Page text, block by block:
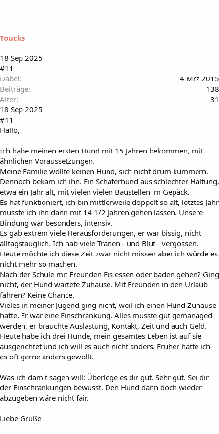
r
Toucks
18 Sep 2025
#11
Dabei
4 Mrz 2015
Beiträge
138
Alter
31
18 Sep 2025
#11
Hallo,
Ich habe meinen ersten Hund mit 15 Jahren bekommen, mit
ähnlichen Voraussetzungen.
Meine Familie wollte keinen Hund, sich nicht drum kümmern.
Dennoch bekam ich ihn. Ein Schäferhund aus schlechter Haltung,
etwa ein Jahr alt, mit vielen vielen Baustellen im Gepäck.
Es hat funktioniert, ich bin mittlerweile doppelt so alt, letztes Jahr
musste ich ihn dann mit 14 1/2 Jahren gehen lassen. Unsere
Bindung war besonders, intensiv.
Es gab extrem viele Herausforderungen, er war bissig, nicht
alltagstauglich. Ich hab viele Tränen - und Blut - vergossen.
Heute möchte ich diese Zeit zwar nicht missen aber ich würde es
nicht mehr so machen.
Nach der Schule mit Freunden Eis essen oder baden gehen? Ging
nicht, der Hund wartete Zuhause. Mit Freunden in den Urlaub
fahren? Keine Chance.
Vieles in meiner Jugend ging nicht, weil ich einen Hund Zuhause
hatte. Er war eine Einschränkung. Alles musste gut gemanaged
werden, er brauchte Auslastung, Kontakt, Zeit und auch Geld.
Heute habe ich drei Hunde, mein gesamtes Leben ist auf sie
ausgerichtet und ich will es auch nicht anders. Früher hätte ich
es oft gerne anders gewollt.
Was ich damit sagen will: Überlege es dir gut. Sehr gut. Sei dir
der Einschränkungen bewusst. Den Hund dann doch wieder
abzugeben wäre nicht fair.
Liebe Grüße